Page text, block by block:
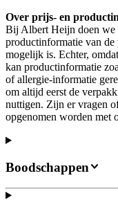
Over prijs- en
Bij Albert Heijn doen we
productinformatie van de
mogelijk is. Echter,
kan productinformatie
of allergie-informatie
om altijd eerst de
nuttigen. Zijn er vragen
opgenomen worden met
Boodschappen